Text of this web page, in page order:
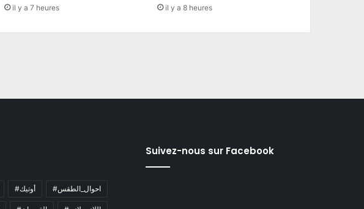
il y a 7 heures il y a 8 heures
#أوتيك #احوال_الطقس
Suivez-nous sur Facebook